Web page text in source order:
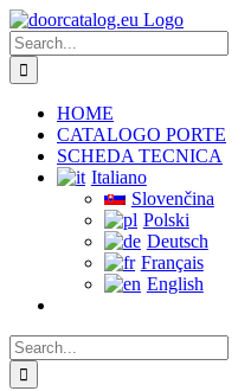
Skip
to
content
Search
for:
HOME
CATALOGO PORTE
SCHEDA TECNICA
Italiano
Slovenčina
Polski
Deutsch
Français
English
Search
for: